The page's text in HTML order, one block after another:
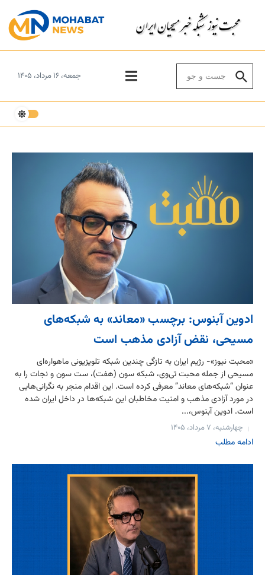
جمعه، ۱۶ مرداد، ۱۴۰۵
ادوین آبنوس: برچسب «معاند» به شبکه‌های
مسیحی، نقض آزادی مذهب است
«محبت نیوز»- رژیم ایران به تازگی چندین شبکه تلویزیونی ماهواره‌ای
مسیحی از جمله محبت تی‌وی، شبکه سون (هفت)، ست سون و نجات را به
عنوان “شبکه‌های معاند” معرفی کرده است. این اقدام منجر به نگرانی‌هایی
در مورد آزادی مذهب و امنیت مخاطبان این شبکه‌ها در داخل ایران شده
است. ادوین آبنوس،...
چهارشنبه، ۷ مرداد، ۱۴۰۵
ادامه مطلب